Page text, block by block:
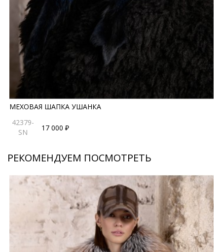
МЕХОВАЯ ШАПКА УШАНКА
42379-
SN
17 000 ₽
РЕКОМЕНДУЕМ ПОСМОТРЕТЬ